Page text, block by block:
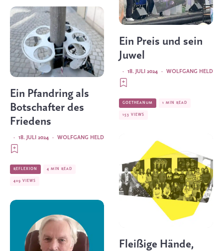
Ein Pfandring als
Botschafter des
Friedens
WOLFGANG HELD
·
18. JULI 2024
·
REFLEXION 4 MIN READ
409 VIEWS
Ein Preis und sein
Juwel
WOLFGANG HELD
·
18. JULI 2024
·
GOETHEANUM 1 MIN READ
153 VIEWS
Fleißige Hände,